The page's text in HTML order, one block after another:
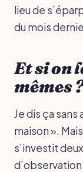
lieu de
du mois
Et si on
mêmes
Je dis ça
maison ».
s’investit